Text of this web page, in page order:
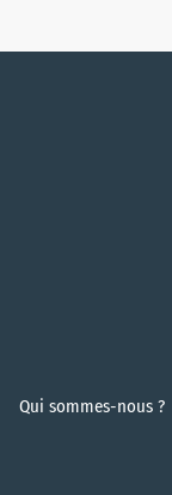
Qui sommes-nous ?